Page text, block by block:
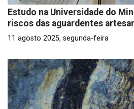
Estudo na Universidade do
riscos das aguardentes
11 agosto 2025, segunda-feira